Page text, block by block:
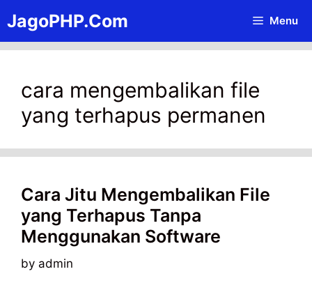
to
content
JagoPHP.Com Menu
cara mengembalikan file
yang terhapus permanen
Cara Jitu Mengembalikan File
yang Terhapus Tanpa
Menggunakan Software
by admin